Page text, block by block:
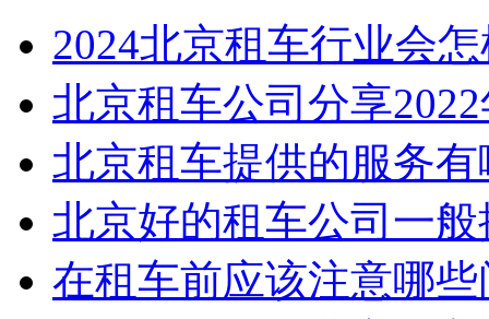
2024北京租车行业会
北京租车公司分享
北京租车提供的服务有
北京好的租车公司一
在租车前应该注意哪